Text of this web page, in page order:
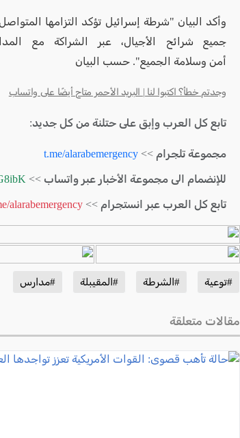
وأكد البيان "شرطة إسرائيل تؤكد التزامها
جميع شرائح الأجيال، عبر الشراكة مع
أمن وسلامة الجميع". حسب البيان
وجدتم خطأ؟ اكتبوا لنا | البريد الأحمر متاح أيضًا على واتساب
تابع كل العرب وإبق على حتلنة من كل جديد:
مجموعة تلجرام >> t.me/alarabemergency
للإنضمام الى مجموعة الأخبار عبر واتساب >>
تابع كل العرب عبر انستجرام >> alarabemergency
#توعية #الشرطة #المقيبلة #مدارس
مقالات متعلقة